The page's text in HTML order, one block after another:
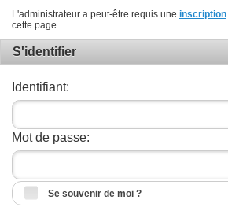
L'administrateur a peut-être requis une inscription
cette page.
S'identifier
Identifiant:
Mot de passe:
Se souvenir de moi ?